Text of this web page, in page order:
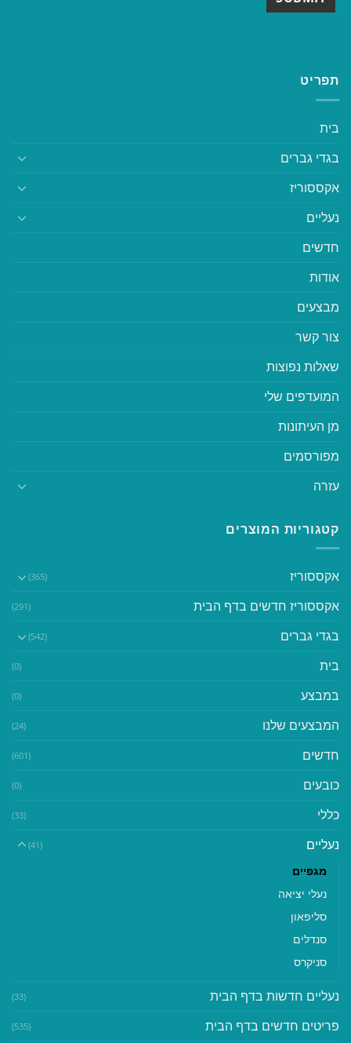
תפריט
בית
בגדי גברים
אקססוריז
נעליים
חדשים
אודות
מבצעים
צור קשר
שאלות נפוצות
המועדפים שלי
מן העיתונות
מפורסמים
עזרה
קטגוריות המוצרים
אקססוריז (365)
אקססוריז חדשים בדף הבית (291)
בגדי גברים (542)
בית (0)
במבצע (0)
המבצעים שלנו (24)
חדשים (601)
כובעים (0)
כללי (33)
נעליים (41)
מגפיים
נעלי יציאה
סליפאון
סנדלים
סניקרס
נעליים חדשות בדף הבית (33)
פריטים חדשים בדף הבית (535)